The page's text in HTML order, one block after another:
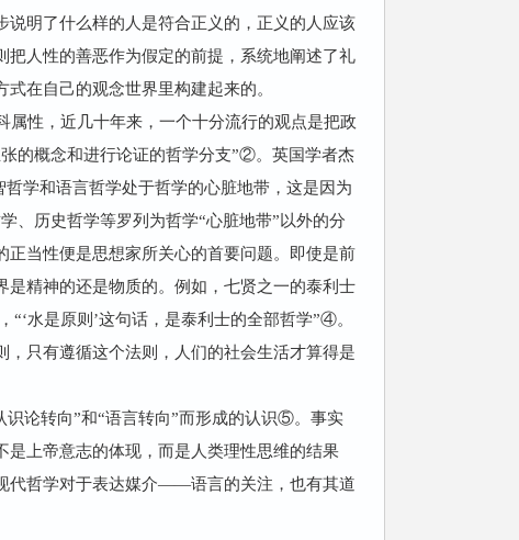
明了什么样的人是符合正义的，正义的人应该
人性的善恶作为假定的前提，系统地阐述了礼
在自己的观念世界里构建起来的。
属性，近几十年来，一个十分流行的观点是把政
的概念和进行论证的哲学分支”②。英国学者杰
学和语言哲学处于哲学的心脏地带，这是因为
、历史哲学等罗列为哲学“心脏地带”以外的分
当性便是思想家所关心的首要问题。即使是前
精神的还是物质的。例如，七贤之一的泰利士
水是原则’这句话，是泰利士的全部哲学”④。
只有遵循这个法则，人们的社会生活才算得是
论转向”和“语言转向”而形成的认识⑤。事实
是上帝意志的体现，而是人类理性思维的结果
代哲学对于表达媒介——语言的关注，也有其道